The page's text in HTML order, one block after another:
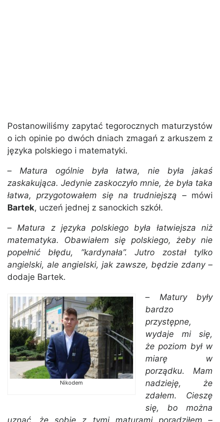
Postanowiliśmy zapytać tegorocznych maturzystów
o ich opinie po dwóch dniach zmagań z arkuszem z
języka polskiego i matematyki.
– Matura ogólnie była łatwa, nie była jakaś
zaskakująca. Jedynie zaskoczyło mnie, że była taka
łatwa, przygotowałem się na trudniejszą –mówi
Bartek, uczeń jednej z sanockich szkół.
–Matura z języka polskiego była łatwiejsza niż
matematyka. Obawiałem się polskiego, żeby nie
popełnić błędu, ”kardynała”. Jutro został tylko
angielski, ale angielski, jak zawsze, będzie zdany –
dodaje Bartek.
Nikodem
– Matury były
bardzo
przystępne,
wydaje mi się,
że poziom był w
miarę w
porządku. Mam
nadzieję, że
zdałem. Cieszę
się, bo można